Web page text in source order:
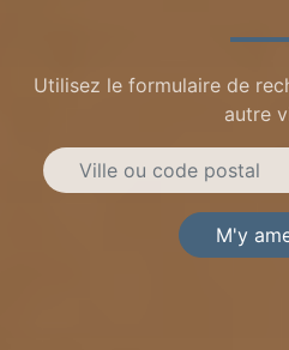
Utilisez le formulaire de
autre
M'y